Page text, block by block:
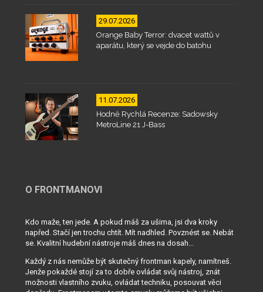
29.07.2026
Orange Baby Terror: dvacet wattů v
aparátu, který se vejde do batohu
11.07.2026
Hodně Rychlá Recenze: Sadowsky
MetroLine 21 J-Bass
O FRONTMANOVI
Kdo maže, ten jede. A pokud máš za ušima, jsi dva kroky
napřed. Stačí jen trochu chtít. Mít nadhled. Povznést se. Nebát
se. Kvalitní hudební nástroje máš dnes na dosah...
Každý z nás nemůže být skutečný frontman kapely, namítneš.
Jenže pokaždé stojí za to dobře ovládat svůj nástroj, znát
možnosti vlastního zvuku, ovládat techniku, posouvat věci